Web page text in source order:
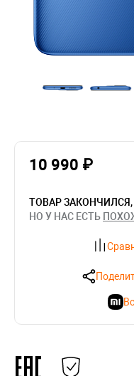
10 990 ₽
ТОВАР ЗАКОНЧИЛСЯ,
НО У НАС ЕСТЬ